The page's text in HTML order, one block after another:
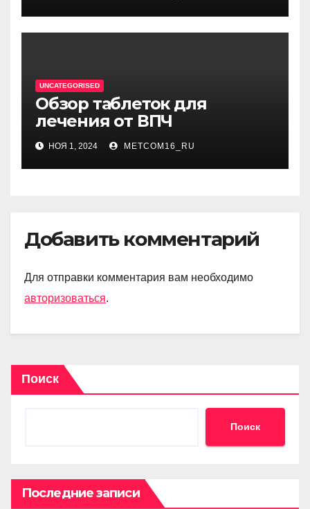
UNCATEGORISED
Обзор таблеток для
лечения от ВПЧ
НОЯ 1, 2024 METCOM16_RU
Добавить комментарий
Для отправки комментария вам необходимо
авторизоваться.
Поиск
Поиск
Последние записи